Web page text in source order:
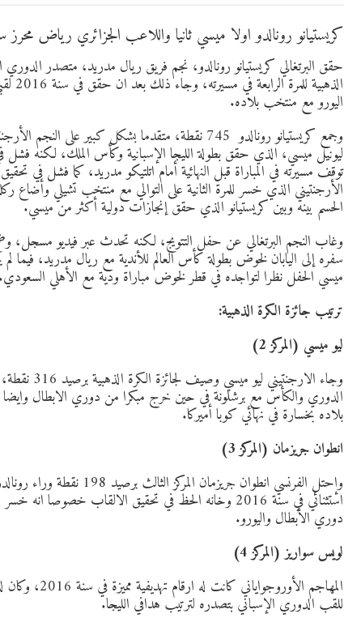
كريستيانو رونالدو اولا ميسي ثانيا واللاعب الجزائري رياض محرز
حقق البرتغالي كريستيانو رونالدو، نجم فريق ريال مدريد، متصدر الدوري
اليورو مع منتخب بلاده.
وجمع كريستيانو رونالدو 745 نقطة، متقدما بشكل كبير على
ليونيل ميسي، الذي حقق بطولة الليجا الإسبانية وكأس الملك، لكنه
توقف مسيرته في المباراة قبل النهائية أمام اتلتيكو مدريد، كما فشل في
الأرجنتيني الذي خسر للمرة الثانية على التوالي مع منتخب تشيلي وأضاع
الحسم بينه وبين كريستيانو الذي حقق إنجازات دولية أكثر من ميسي.
وغاب النجم البرتغالي عن حفل التتويج، لكنه تحدث عبر فيديو مسجل،
سفره إلى اليابان لخوض بطولة كأس العالم للأندية مع ريال مدريد، فيما لم
ميسي الحفل نظرا لتواجده في قطر لخوض مباراة ودية مع الأهلي السعودي.
ترتيب جائزة الكرة الذهبية:
ليو ميسي (المركز 2)
وجاء
الدوري والكأس مع برشلونة في حين خرج مبكرا من دوري الابطال
بلاده بخسارة في نهائي كوبا أميركا.
انطوان جريزمان (المركز 3)
وإحتل الفرنسي انطوان جريزمان
استثنائي في سنة 2016 وخانه الحظ في تحقيق الالقاب
دوري الأبطال واليورو.
لويس سواريز (المركز 4)
المهاجم
للقب الدوري الإسباني بتصدره لترتيب هدافي الليجا.